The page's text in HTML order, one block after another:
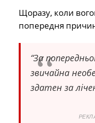
Щоразу, коли
попередня
“За
звичайна
здатен за